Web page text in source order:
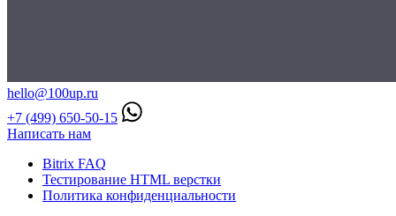
hello@100up.ru
+7 (499) 650-50-15
Написать нам
Bitrix FAQ
Тестирование HTML верстки
Политика конфиденциальности